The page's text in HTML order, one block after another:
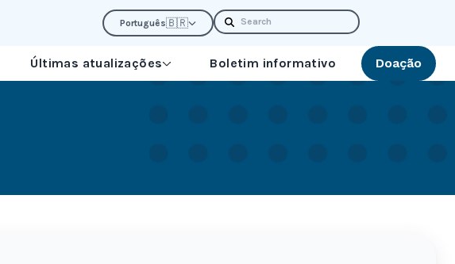
Português🇧🇷 Search
Últimas atualizações Boletim informativo Doação